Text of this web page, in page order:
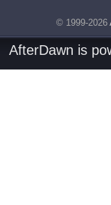
© 1999-2026
AfterDawn is